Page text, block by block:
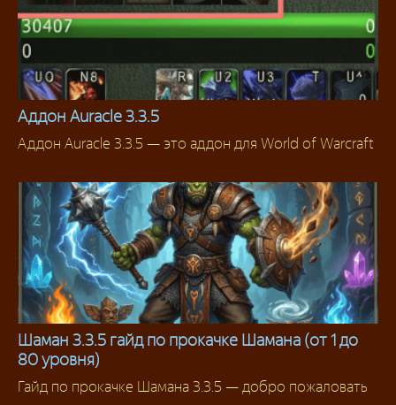
Аддоны
Аддон Auracle 3.3.5
Аддон Auracle 3.3.5 — это аддон для World of Warcraft
3.3.5
Шаман 3.3.5 гайд по прокачке Шамана (от 1 до
80 уровня)
Гайд по прокачке Шамана 3.3.5 — добро пожаловать